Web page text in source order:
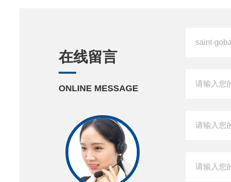
在线留言
ONLINE MESSAGE